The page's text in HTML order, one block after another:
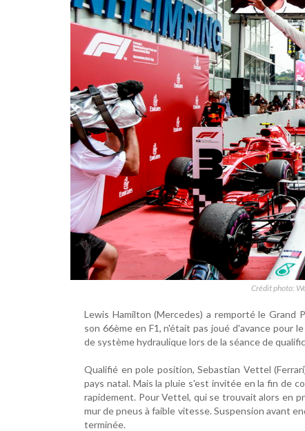
Crédit photo:
Lewis Hamilton (Mercedes) a remporté le Grand
son 66ème en F1, n'était pas joué d'avance pour
de système hydraulique lors de la séance de
Qualifié en pole position, Sebastian Vettel
pays natal. Mais la pluie s'est invitée en la fin de
rapidement. Pour Vettel, qui se trouvait alors en
mur de pneus à faible vitesse. Suspension avant
terminée.